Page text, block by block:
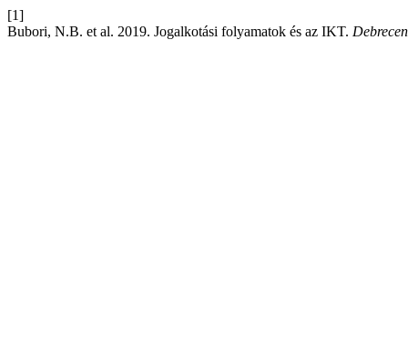
[1]
Bubori, N.B. et al. 2019. Jogalkotási folyamatok és az IKT.